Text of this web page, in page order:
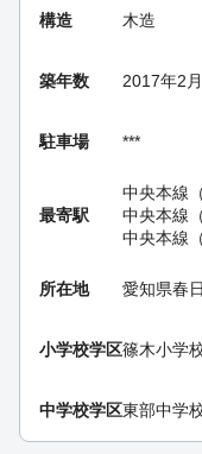
構造 木造
築年数 2017年2
駐車場 ***
最寄駅
中央本線
中央本線
中央本線
所在地 愛知県春
小学校学区篠木小学
中学校学区東部中学